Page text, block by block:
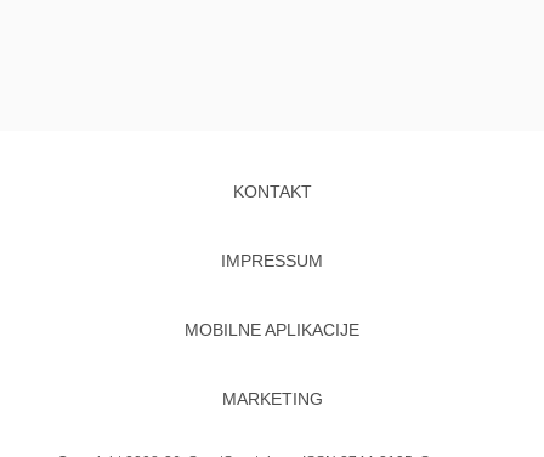
KONTAKT
IMPRESSUM
MOBILNE APLIKACIJE
MARKETING